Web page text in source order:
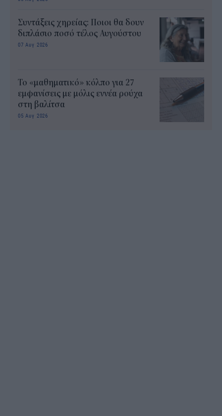
Συντάξεις χηρείας: Ποιοι θα δουν
διπλάσιο ποσό τέλος Αυγούστου
07 Αυγ 2026
Το «μαθηματικό» κόλπο για 27
εμφανίσεις με μόλις εννέα ρούχα
στη βαλίτσα
05 Αυγ 2026